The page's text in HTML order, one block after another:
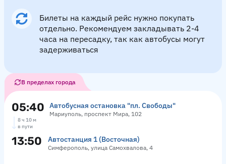
Билеты на каждый рейс нужно покупать
отдельно. Рекомендуем закладывать 2-4
часа на пересадку, так как автобусы могут
задерживаться
В пределах города
05:40 Автобусная остановка "пл. Свободы"
Мариуполь, проспект Мира, 102
8 ч 10 м
в пути
13:50 Автостанция 1 (Восточная)
Симферополь, улица Самохвалова, 4